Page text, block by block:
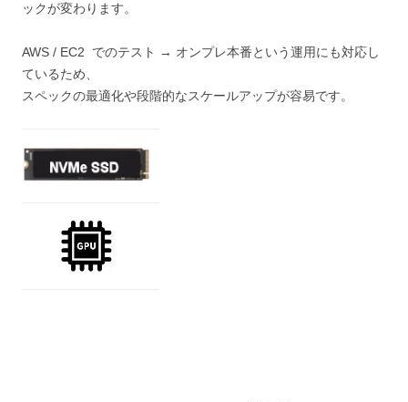
ックが変わります。
AWS / EC2 でのテスト → オンプレ本番という運用にも対応し
ているため、
スペックの最適化や段階的なスケールアップが容易です。